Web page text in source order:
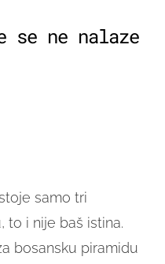
se ne nalaze
samo tri
to i nije baš istina.
bosansku piramidu